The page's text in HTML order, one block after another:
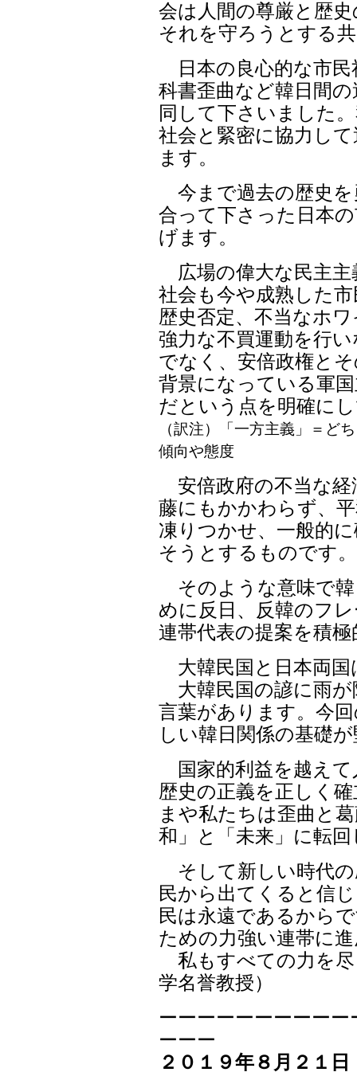
会は人間の尊厳と歴
それを守ろうとする
日本の良心的な市民
科書歪曲など韓日間
同して下さいました
社会と緊密に協力し
ます。
今まで過去の歴史を
合って下さった日本
げます。
広場の偉大な民主主
社会も今や成熟した
歴史否定、不当なホ
強力な不買運動を行
でなく、安倍政権と
背景になっている軍
だという点を明確に
（訳注）「一方主義」＝ど
傾向や態度
安倍政府の不当な経
藤にもかかわらず、
凍りつかせ、一般的
そうとするものです。
そのような意味で韓
めに反日、反韓のフ
連帯代表の提案を積
大韓民国と日本両国
大韓民国の諺に雨が
言葉があります。今
しい韓日関係の基礎
国家的利益を越えて
歴史の正義を正しく
まや私たちは歪曲と
和」と「未来」に転
そして新しい時代の
民から出てくると信
民は永遠であるから
ための力強い連帯に
私もすべての力を尽
学名誉教授）
ーーーーーーーーー
ーーー
２０１９年８月２１日